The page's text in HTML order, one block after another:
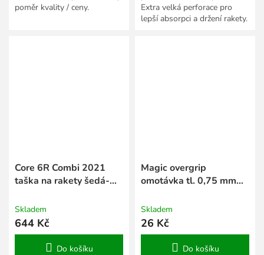
poměr kvality / ceny.
Extra velká perforace pro
lepší absorpci a držení rakety.
Core 6R Combi 2021
taška na rakety šedá-
Skladem
644 Kč
Do košíku
Magic overgrip
omotávka tl. 0,75 mm
Skladem
26 Kč
Do košíku